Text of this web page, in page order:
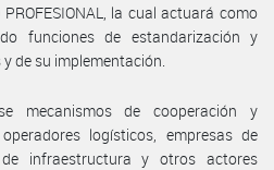
PROFESIONAL, la cual actuará como
funciones de estandarización y
de su implementación.
mecanismos de cooperación y
logísticos, empresas de
infraestructura y otros actores